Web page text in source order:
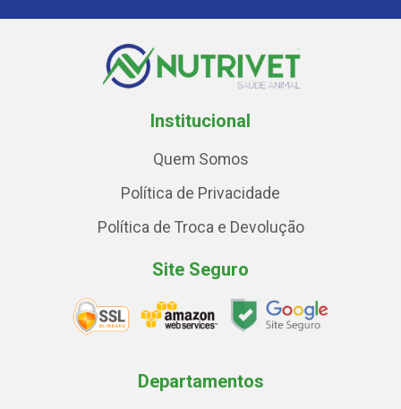
Institucional
Quem Somos
Política de Privacidade
Política de Troca e Devolução
Site Seguro
Departamentos